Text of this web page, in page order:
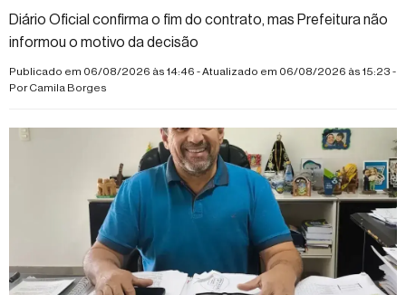
Diário Oficial confirma o fim do contrato, mas Prefeitura não
informou o motivo da decisão
Publicado em 06/08/2026 às 14:46 - Atualizado em 06/08/2026 às 15:23 -
PorCamila Borges